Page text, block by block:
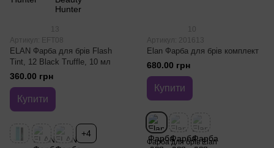
13
Артикул: EFT08
ELAN Фарба для брів Flash
Tint, 12 Black Truffle, 10 мл
360.00 грн
Купити
+4
Артикул: 201613
Elan Фарба для брів комплект
680.00 грн
Купити
Фарба для брів Elan